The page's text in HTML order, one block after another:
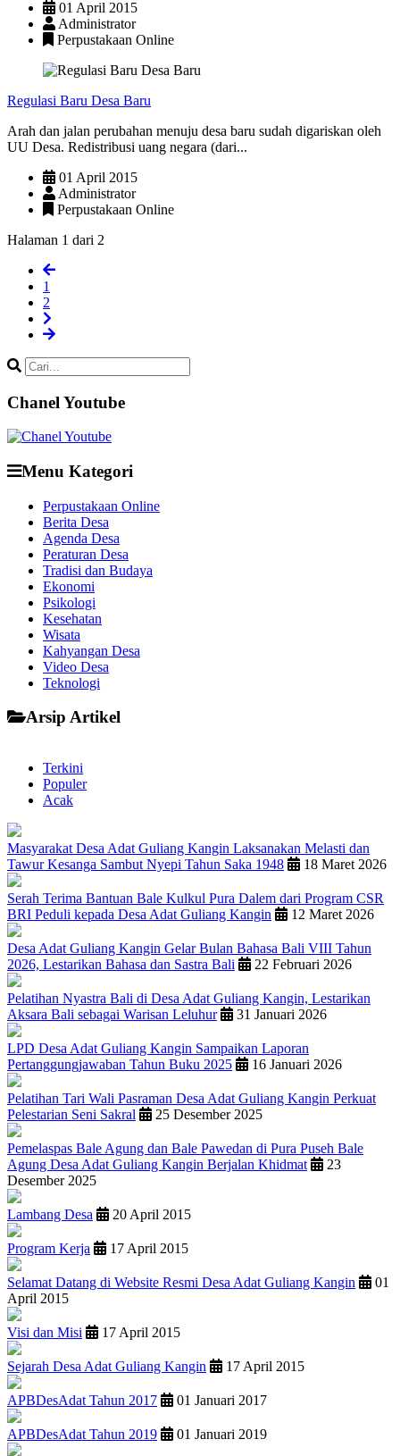
01 April 2015
Administrator
Perpustakaan Online
Regulasi Baru Desa Baru
Arah dan jalan perubahan menuju desa baru sudah digariskan oleh
UU Desa. Redistribusi uang negara (dari...
01 April 2015
Administrator
Perpustakaan Online
Halaman 1 dari 2
1
2
Chanel Youtube
Menu Kategori
Perpustakaan Online
Berita Desa
Agenda Desa
Peraturan Desa
Tradisi dan Budaya
Ekonomi
Psikologi
Kesehatan
Wisata
Kahyangan Desa
Video Desa
Teknologi
Arsip Artikel
Terkini
Populer
Acak
Masyarakat Desa Adat Guliang Kangin Laksanakan Melasti dan
Tawur Kesanga Sambut Nyepi Tahun Saka 1948
18 Maret 2026
Serah Terima Bantuan Bale Kulkul Pura Dalem dari Program CSR
BRI Peduli kepada Desa Adat Guliang Kangin
12 Maret 2026
Desa Adat Guliang Kangin Gelar Bulan Bahasa Bali VIII Tahun
2026, Lestarikan Bahasa dan Sastra Bali
22 Februari 2026
Pelatihan Nyastra Bali di Desa Adat Guliang Kangin, Lestarikan
Aksara Bali sebagai Warisan Leluhur
31 Januari 2026
LPD Desa Adat Guliang Kangin Sampaikan Laporan
Pertanggungjawaban Tahun Buku 2025
16 Januari 2026
Pelatihan Tari Wali Pasraman Desa Adat Guliang Kangin Perkuat
Pelestarian Seni Sakral
25 Desember 2025
Pemelaspas Bale Agung dan Bale Pawedan di Pura Puseh Bale
Agung Desa Adat Guliang Kangin Berjalan Khidmat
23
Desember 2025
Lambang Desa 20 April 2015
Program Kerja 17 April 2015
Selamat Datang di Website Resmi Desa Adat Guliang Kangin
01
April 2015
Visi dan Misi 17 April 2015
Sejarah Desa Adat Guliang Kangin 17 April 2015
APBDesAdat Tahun 2017 01 Januari 2017
APBDesAdat Tahun 2019 01 Januari 2019